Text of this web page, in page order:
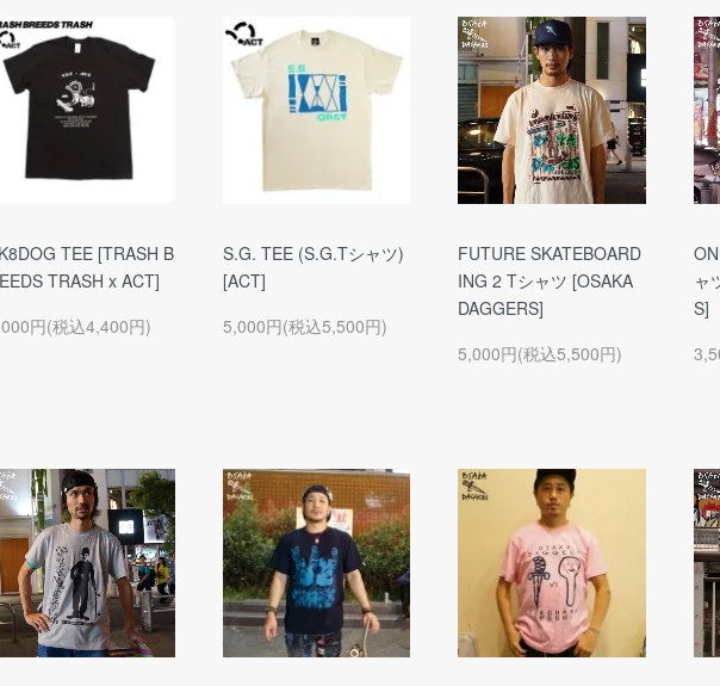
TEE [TRASH B
TRASH x ACT]
円(税込4,400円)
S.G. TEE (S.G.Tシャツ)
[ACT]
5,000円(税込5,500円)
FUTURE SKATEBOARD
ING 2 Tシャツ [OSAKA
DAGGERS]
5,000円(税込5,500円)
ャ
S]